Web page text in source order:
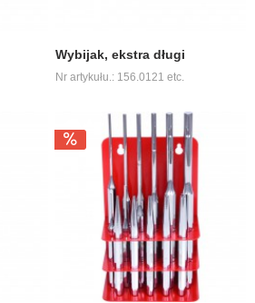
Wybijak, ekstra długi
Nr artykułu.: 156.0121 etc.